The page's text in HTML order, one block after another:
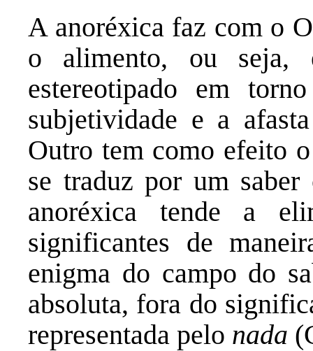
A anoréxica faz com o
o alimento, ou seja,
estereotipado em
subjetividade e a
Outro tem como efeito
se traduz por um
anoréxica tende a
significantes de
enigma do campo do
absoluta, fora do
representada pelo nada